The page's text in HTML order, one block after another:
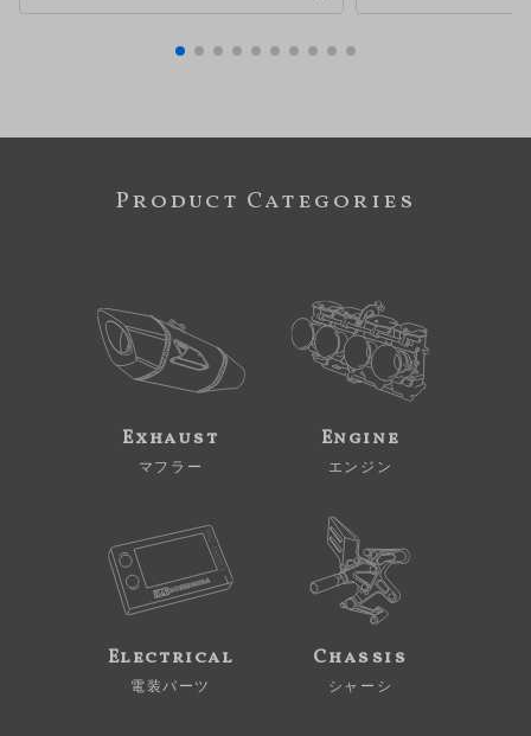
Product Categories
Exhaust
マフラー
Engine
エンジン
Electrical
電装パーツ
Chassis
シャーシ